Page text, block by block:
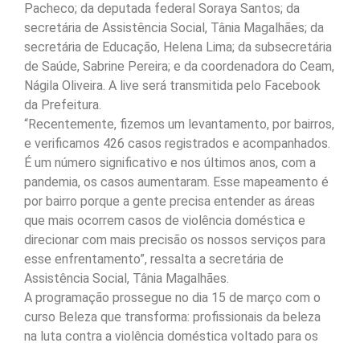
Pacheco; da deputada federal Soraya Santos; da
secretária de Assistência Social, Tânia Magalhães; da
secretária de Educação, Helena Lima; da subsecretária
de Saúde, Sabrine Pereira; e da coordenadora do Ceam,
Nágila Oliveira. A live será transmitida pelo Facebook
da Prefeitura.
“Recentemente, fizemos um levantamento, por bairros,
e verificamos 426 casos registrados e acompanhados.
É um número significativo e nos últimos anos, com a
pandemia, os casos aumentaram. Esse mapeamento é
por bairro porque a gente precisa entender as áreas
que mais ocorrem casos de violência doméstica e
direcionar com mais precisão os nossos serviços para
esse enfrentamento”, ressalta a secretária de
Assistência Social, Tânia Magalhães.
A programação prossegue no dia 15 de março com o
curso Beleza que transforma: profissionais da beleza
na luta contra a violência doméstica voltado para os